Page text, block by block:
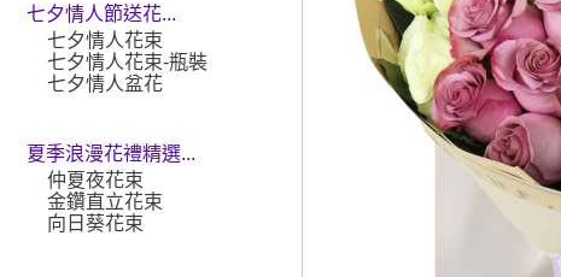
七夕情人節送花...
七夕情人花束
七夕情人花束-瓶裝
七夕情人盆花
夏季浪漫花禮精選...
仲夏夜花束
金鑽直立花束
向日葵花束